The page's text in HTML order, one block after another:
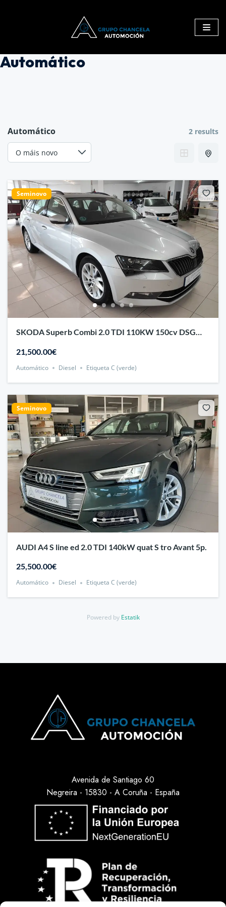
contido
Automático
Automático 2 results
Seminovo
SKODA Superb Combi 2.0 TDI 110KW 150cv DSG
21,500.00€
Automático Diesel Etiqueta C (verde)
Seminovo
AUDI A4 S line ed 2.0 TDI 140kW quat S tro Avant 5p.
25,500.00€
Automático Diesel Etiqueta C (verde)
Powered by Estatik
Avenida de Santiago 60
Negreira - 15830 - A Coruña - España